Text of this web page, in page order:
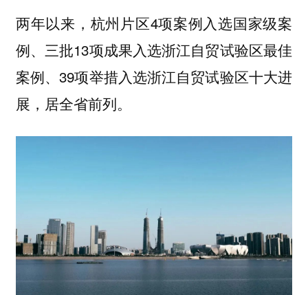
两年以来，杭州片区4项案例入选国家级案
例、三批13项成果入选浙江自贸试验区最佳
案例、39项举措入选浙江自贸试验区十大进
展，居全省前列。